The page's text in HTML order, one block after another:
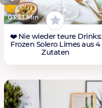
03:33 Min
❤️ Nie wieder teure Drinks:
Frozen Solero Limes aus 4
Zutaten